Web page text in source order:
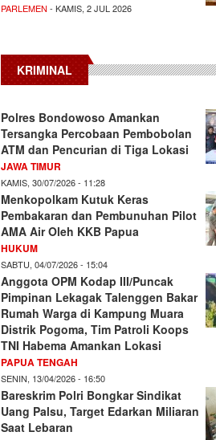
PARLEMEN - KAMIS, 2 JUL 2026
KRIMINAL
Polres Bondowoso Amankan
Tersangka Percobaan Pembobolan
ATM dan Pencurian di Tiga Lokasi
JAWA TIMUR
KAMIS, 30/07/2026 - 11:28
Menkopolkam Kutuk Keras
Pembakaran dan Pembunuhan Pilot
AMA Air Oleh KKB Papua
HUKUM
SABTU, 04/07/2026 - 15:04
Anggota OPM Kodap III/Puncak
Pimpinan Lekagak Talenggen Bakar
Rumah Warga di Kampung Muara
Distrik Pogoma, Tim Patroli Koops
TNI Habema Amankan Lokasi
PAPUA TENGAH
SENIN, 13/04/2026 - 16:50
Bareskrim Polri Bongkar Sindikat
Uang Palsu, Target Edarkan Miliaran
Saat Lebaran